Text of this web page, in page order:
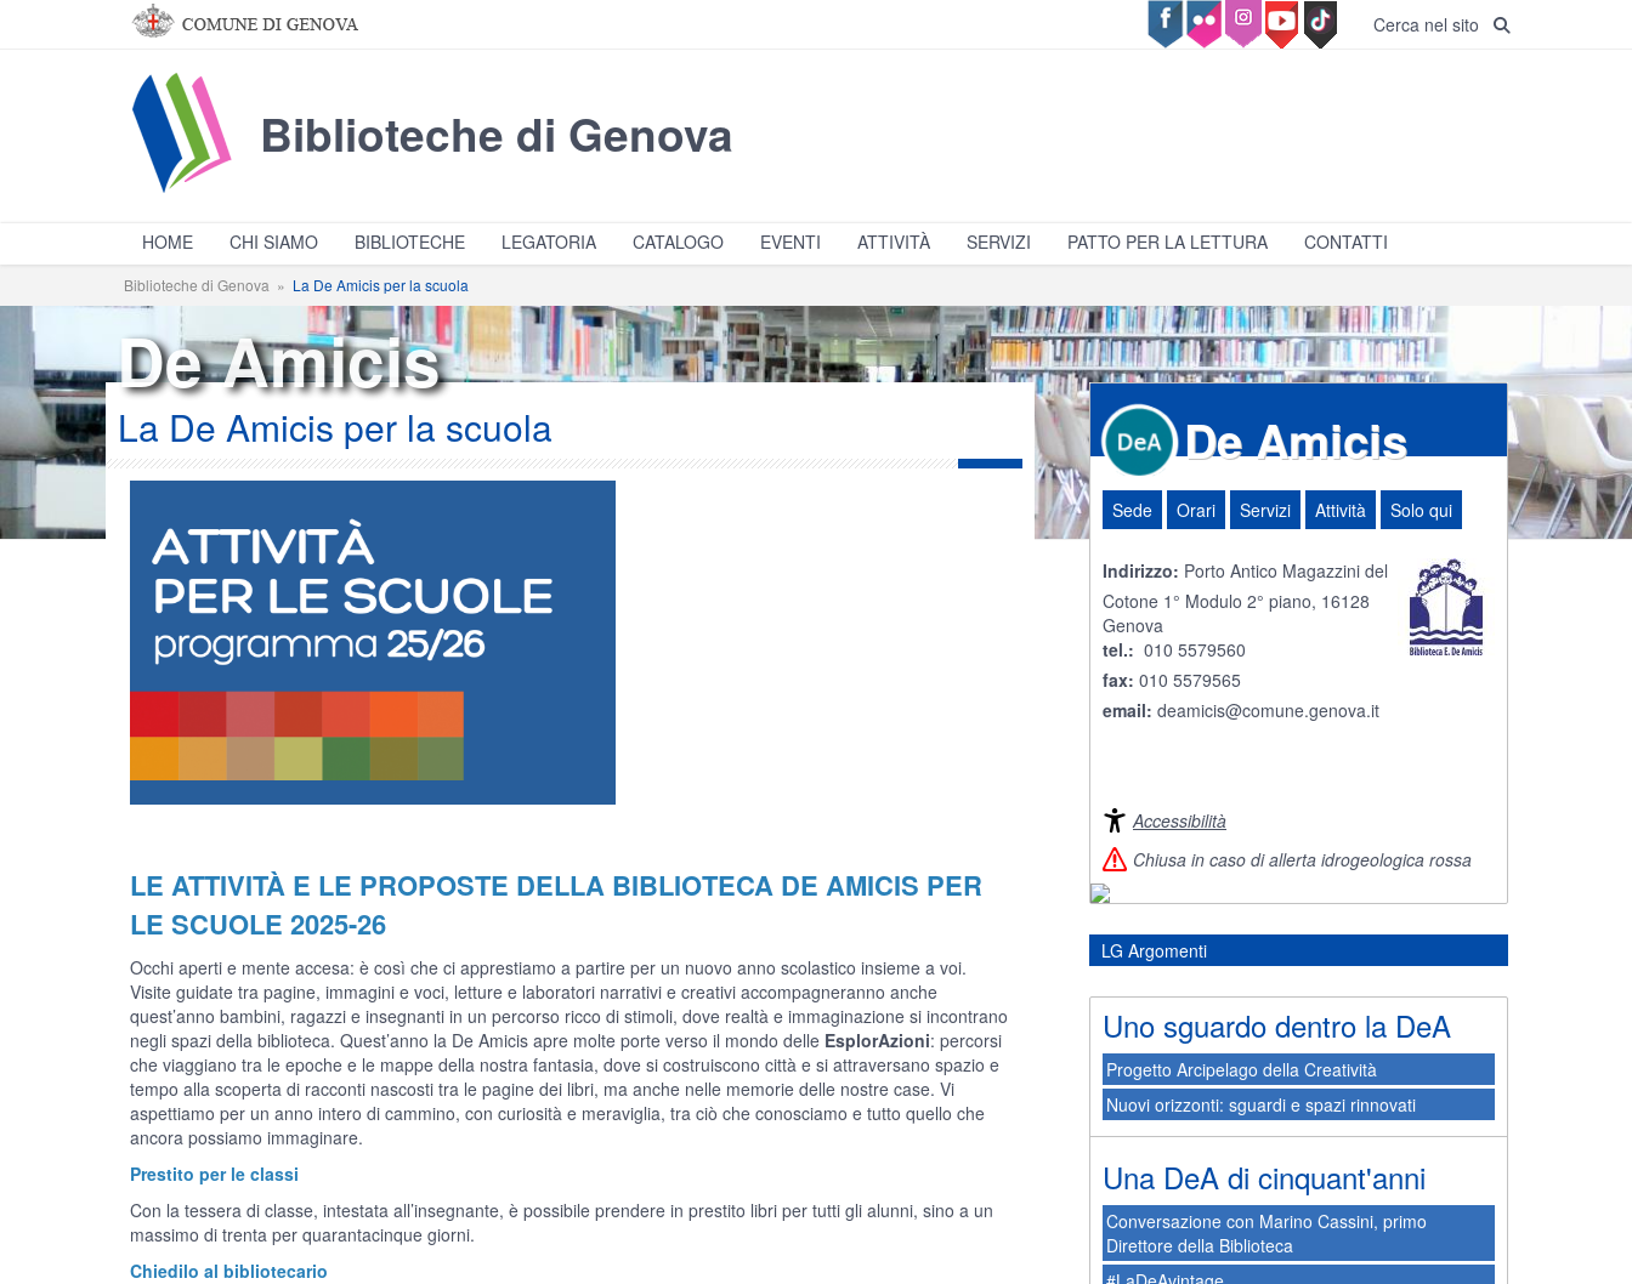
Salta al contenuto principale Cerca nel sito
Biblioteche di Genova
HOME CHI SIAMO BIBLIOTECHE LEGATORIA CATALOGO EVENTI ATTIVITÀ SERVIZI PATTO PER LA LETTURA CONTATTI
Biblioteche di Genova » La De Amicis per la scuola
De Amicis
La De Amicis per la scuola
LE ATTIVITÀ E LE PROPOSTE DELLA BIBLIOTECA DE AMICIS PER
LE SCUOLE 2025-26
Occhi aperti e mente accesa: è così che ci apprestiamo a partire per un nuovo anno scolastico insieme a voi.
Visite guidate tra pagine, immagini e voci, letture e laboratori narrativi e creativi accompagneranno anche
quest’anno bambini, ragazzi e insegnanti in un percorso ricco di stimoli, dove realtà e immaginazione si incontrano
negli spazi della biblioteca. Quest’anno la De Amicis apre molte porte verso il mondo delle EsplorAzioni: percorsi
che viaggiano tra le epoche e le mappe della nostra fantasia, dove si costruiscono città e si attraversano spazio e
tempo alla scoperta di racconti nascosti tra le pagine dei libri, ma anche nelle memorie delle nostre case. Vi
aspettiamo per un anno intero di cammino, con curiosità e meraviglia, tra ciò che conosciamo e tutto quello che
ancora possiamo immaginare.
Prestito per le classi
Con la tessera di classe, intestata all’insegnante, è possibile prendere in prestito libri per tutti gli alunni, sino a un
massimo di trenta per quarantacinque giorni.
Chiedilo al bibliotecario
De Amicis
Sede Orari Servizi Attività Solo qui
Indirizzo: Porto Antico Magazzini del
Cotone 1° Modulo 2° piano, 16128
Genova
tel.: 010 5579560
fax: 010 5579565
email: deamicis@comune.genova.it
Accessibilità
Chiusa in caso di allerta idrogeologica rossa
LG Argomenti
Uno sguardo dentro la DeA
Progetto Arcipelago della Creatività
Nuovi orizzonti: sguardi e spazi rinnovati
Una DeA di cinquant'anni
Conversazione con Marino Cassini, primo
Direttore della Biblioteca